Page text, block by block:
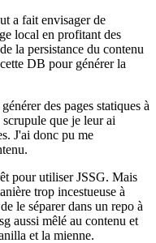
a fait envisager de
local en profitant des
la persistance du contenu
DB pour générer la
des pages statiques à
que je leur ai
J'ai donc pu me
pour utiliser JSSG. Mais
trop incestueuse à
le séparer dans un repo à
aussi mêlé au contenu et
et la mienne.